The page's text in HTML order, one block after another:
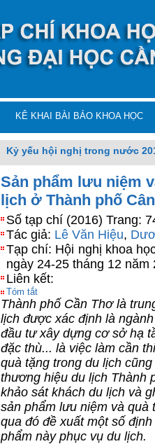
KÊ KHAI BÀI BÁO KHOA HỌC
Kỷ yếu hội nghị trong nước
Sản phẩm lưu niệm
lịch ở Thành phố
Số tạp chí (2016) Trang:
Tác giả: Lê Văn Hiệu,
Tạp chí: Hội nghị khoa
ngày 24-25 tháng 12 năm
Liên kết:
Tóm tắt
Thành phố Cần Thơ là
lịch được xác định là
đầu tư xây dựng cơ sở hạ
đặc thù... là việc làm cần
quà tặng trong du lịch
thương hiệu du lịch Thành
khảo sát khách du lịch và
sản phẩm lưu niệm và quà
qua đó đề xuất một số
phẩm này phục vụ du lịch.